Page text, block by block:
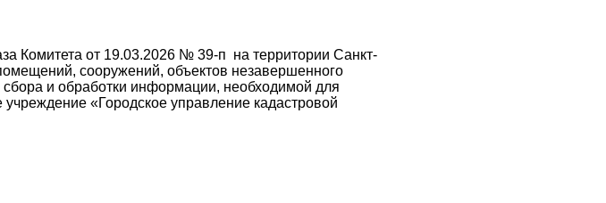
Комитета от 19.03.2026 № 39-п на территории Санкт-
сооружений, объектов незавершенного
и обработки информации, необходимой для
«Городское управление кадастровой